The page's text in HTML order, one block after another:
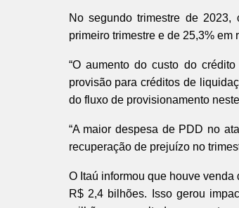
No segundo trimestre de
primeiro trimestre e de 25,3% em
“O aumento do custo do
provisão para créditos de
do fluxo de provisionamento
“A maior despesa de PDD no
recuperação de prejuízo no
O Itaú informou que houve
R$ 2,4 bilhões. Isso gerou